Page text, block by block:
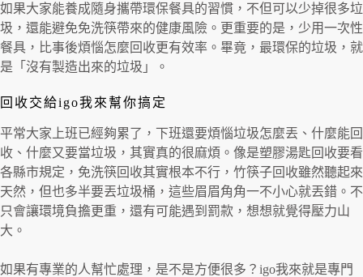
如果大家能養成隨身攜帶環保餐具的習慣，不但可以少掉很多垃
圾，還能避免免洗筷帶來的健康風險。更重要的是，少用一次性
餐具，比事後煩惱怎麼回收更有效率。畢竟，最環保的垃圾，就
是「沒有製造出來的垃圾」。
回收交給igo我來幫你搞定
平常大家上班已經夠累了，下班還要煩惱垃圾怎麼丟、什麼能回
收、什麼又要當垃圾，其實真的很麻煩。像是塑膠湯匙回收要看
各縣市規定，免洗筷回收其實根本不行，竹筷子回收雖然聽起來
天然，但也多半要丟垃圾桶，這些眉眉角角一不小心就丟錯。不
只會讓環境負擔更重，還有可能遇到罰款，想想就覺得壓力山
大。
如果有專業的人幫忙處理，是不是方便很多？igo我來就是專門